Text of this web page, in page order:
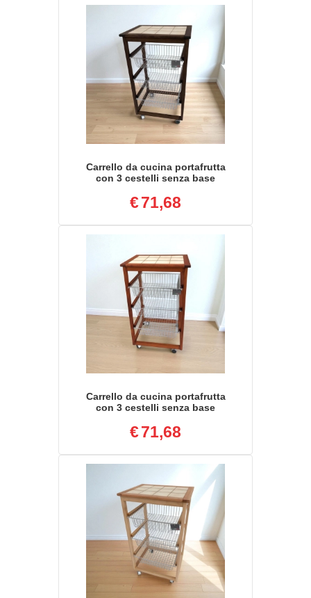
Carrello da cucina portafrutta
con 3 cestelli senza base
€71,68
Carrello da cucina portafrutta
con 3 cestelli senza base
€71,68